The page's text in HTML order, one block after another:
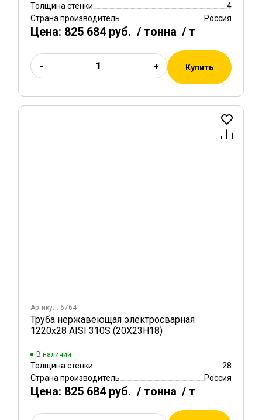
Толщина стенки
4
Страна производитель
Россия
Цена: 825 684 руб. / тонна / т
- + Купить
Артикул: 6764
Труба нержавеющая электросварная
1220х28 AISI 310S (20Х23Н18)
В наличии
Толщина стенки
28
Страна производитель
Россия
Цена: 825 684 руб. / тонна / т